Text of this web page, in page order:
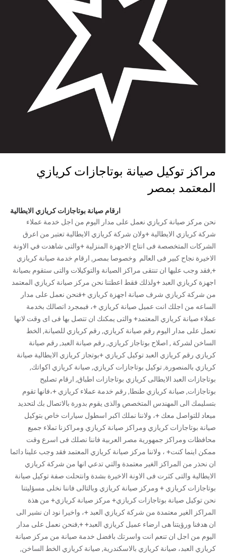
مراكز توكيل صيانة بوتاجازات كريازي
المعتمد بمصر
ارقام صيانة بوتاجازات كريازي الايطالية
نحن مركز صيانة كريازي نعمل على مدار اليوم من اجل خدمة عملاء
شركة كريازي الايطالية +ولان شركة كريازي الايطالية تعتبر من اعرق
الشركات المتخصصة فى انتاج الاجهزة المنزلية +والتى شاهدت في الاونة
الاخيرة نجاح كبير فى العالم وخصوصا بمصر, ارقام خدمة صيانة كريازي
+,فقد وجب عليها ان تنتقى مراكز الصيانة والتوكيلات والتى ستقوم بصيانة
اجهزة كريازي العبد +ولذلك فقط اعطتنا نحن مركز صيانة كريازي المعتمد
من شركة كريازي شرف صيانة اجهزة كريازي +فنحن نعمل على مدار
الساعه من اجلك انت عميل صيانة كريازي +، فبمجرد اتصالك بخدمة
عملاء صيانة كريازي المعتمد+ والتى يمكنك ان تتصل بها فى اى وقت لانها
تعمل على مدار اليوم رقم صيانة كريازي, رقم كريازي للصيانة, الخط
الساخن لشركة , اصلاح بوتاجاز كريازي, رقم صيانة العبد, رقم صيانة
كريازي رقم كريازي العبد توكيل كريازي +بوتجاز كريازي الايطالية صيانة
كريازي بالمنصورة, توكيل بوتاجازات كريازي, صيانة كريازي اكواتك,
بوتاجازات العبد الايطالى كريازي بوتاجازات اطباق, ارقام تصليح
بوتاجازات, صيانة كريازي طنطا, رقم خدمة عملاء كريازي +،فانها تقوم
بتسليمك الى المهندس المتخصص والذى يقوم بدورة بالاتصال بك لتحديد
ميعاد للتواصل معك +، ولاننا نملك اكبر اسطول سيارات خاص بتوكيل
صيانة بوتاجازات كريازي ومراكز صيانة كريازي ومراكزنا تملاء جميع
محافظات ومراكز جمهورية مصر العربية فاننا نصلك فى اسرع وقت
ممكن اينما كنت+ ، ولاننا مركز صيانة كريازي المعتمد فقد وجب علينا دائما
ان نحذر من المراكز الغير معتمدة والتي تدعي انها من شركة كريازي
الايطالية والتى كثرت فى الاونة الاخيرة بشدة وانتحلت صفة توكيل صيانة
بوتاجازات كريازي + ومركز صيانة كريازي وبالتالى فاننا نخلى مسؤليتنا
نحن توكيل صيانة بوتاجازات كريازي+ مركز صيانة كريازي+ من هذة
المراكز الغير معتمدة من شركة كريازي العبد +، واخيرا نود ان نشير الى
ان هدفنا ورؤيتنا هى ارضاء عميل كريازي العبد+ +,فنحن نعمل على مدار
اليوم من اجل ان تنعم انت واسرتك بافضل خدمة صيانة من مركز صيانة
كريازي العبد، صيانة كريازي بالاسكندرية, صيانة كريازي الخط الساخن,